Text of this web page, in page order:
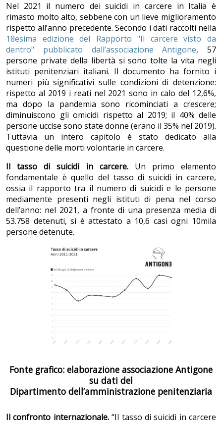
Nel 2021 il numero dei suicidi in carcere in Italia è
rimasto molto alto, sebbene con un lieve miglioramento
rispetto all’anno precedente. Secondo i dati raccolti nella
18esima edizione del Rapporto "Il carcere visto da
dentro" pubblicato dall’associazione Antigone, 57
persone private della libertà si sono tolte la vita negli
istituti penitenziari italiani. Il documento ha fornito i
numeri più significativi sulle condizioni di detenzione:
rispetto al 2019 i reati nel 2021 sono in calo del 12,6%,
ma dopo la pandemia sono ricominciati a crescere;
diminuiscono gli omicidi rispetto al 2019; il 40% delle
persone uccise sono state donne (erano il 35% nel 2019).
Tuttavia un intero capitolo è stato dedicato alla
questione delle morti volontarie in carcere.
Il tasso di suicidi in carcere. Un primo elemento
fondamentale è quello del tasso di suicidi in carcere,
ossia il rapporto tra il numero di suicidi e le persone
mediamente presenti negli istituti di pena nel corso
dell’anno: nel 2021, a fronte di una presenza media di
53.758 detenuti, si è attestato a 10,6 casi ogni 10mila
persone detenute.
Fonte grafico: elaborazione associazione Antigone
su dati del
Dipartimento dell’amministrazione penitenziaria
Il confronto internazionale.“Il tasso di suicidi in carcere